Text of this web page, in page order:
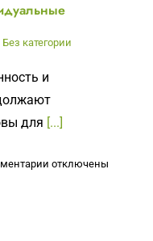
Без категории
и
для [...]
котключены